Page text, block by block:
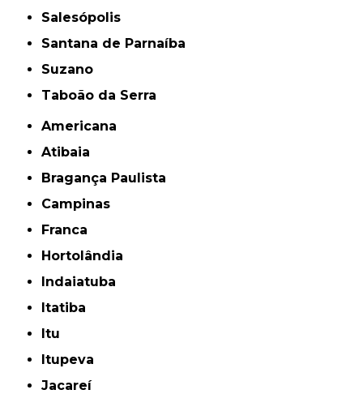
Salesópolis
Santana de Parnaíba
Suzano
Taboão da Serra
Americana
Atibaia
Bragança Paulista
Campinas
Franca
Hortolândia
Indaiatuba
Itatiba
Itu
Itupeva
Jacareí